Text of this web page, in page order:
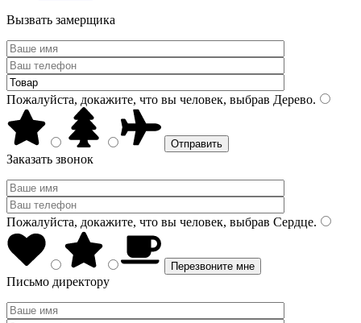
Вызвать замерщика
Пожалуйста, докажите, что вы человек, выбрав Дерево.
Заказать звонок
Пожалуйста, докажите, что вы человек, выбрав Сердце.
Письмо директору